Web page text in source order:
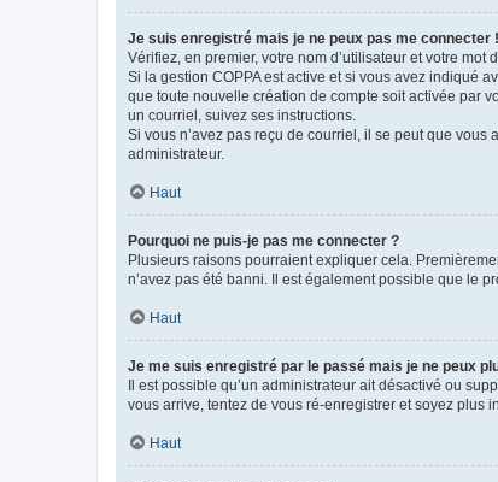
Je suis enregistré mais je ne peux pas me connecter !
Vérifiez, en premier, votre nom d’utilisateur et votre mot
Si la gestion COPPA est active et si vous avez indiqué
que toute nouvelle création de compte soit activée par
un courriel, suivez ses instructions.
Si vous n’avez pas reçu de courriel, il se peut que
administrateur.
Haut
Pourquoi ne puis-je pas me connecter ?
Plusieurs raisons pourraient expliquer cela.
n’avez pas été banni. Il est également possible que le
Haut
Je me suis enregistré par le passé mais je ne peux
Il est possible qu’un administrateur ait désactivé ou
vous arrive, tentez de vous ré-enregistrer et soyez plus
Haut